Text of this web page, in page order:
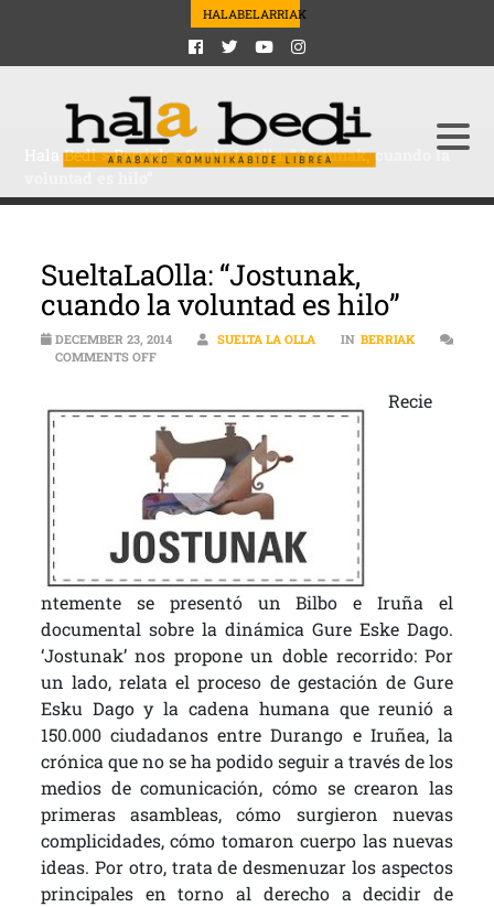
HALABELARRIAK
Hala Bedi>Berriak>SueltaLaOlla: “Jostunak, cuando la
SueltaLaOlla: “Jostunak,
cuando la voluntad es hilo”
DECEMBER 23, 2014 SUELTA LA OLLA IN BERRIAK
COMMENTS OFFON SUELTALAOLLA: “JOSTUNAK, CUANDO LA
Recie
ntemente se presentó un Bilbo e Iruña el
documental sobre la dinámica Gure Eske Dago.
‘Jostunak’ nos propone un doble recorrido: Por
un lado, relata el proceso de gestación de Gure
Esku Dago y la cadena humana que reunió a
150.000 ciudadanos entre Durango e Iruñea, la
crónica que no se ha podido seguir a través de los
medios de comunicación, cómo se crearon las
primeras asambleas, cómo surgieron nuevas
complicidades, cómo tomaron cuerpo las nuevas
ideas. Por otro, trata de desmenuzar los aspectos
principales en torno al derecho a decidir de